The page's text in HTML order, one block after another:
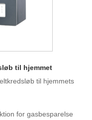
til hjemmet
til hjemmets
for gasbesparelse